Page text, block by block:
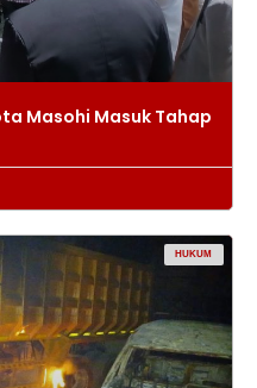
Masohi Masuk Tahap
HUKUM